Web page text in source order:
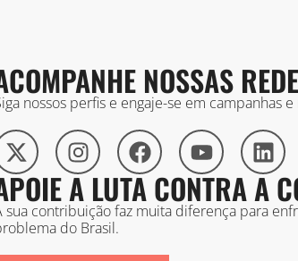
NOSSAS
nossos perfis e engaje-se em campanhas
A LUTA CONTRA A
sua contribuição faz muita diferença para
do Brasil.